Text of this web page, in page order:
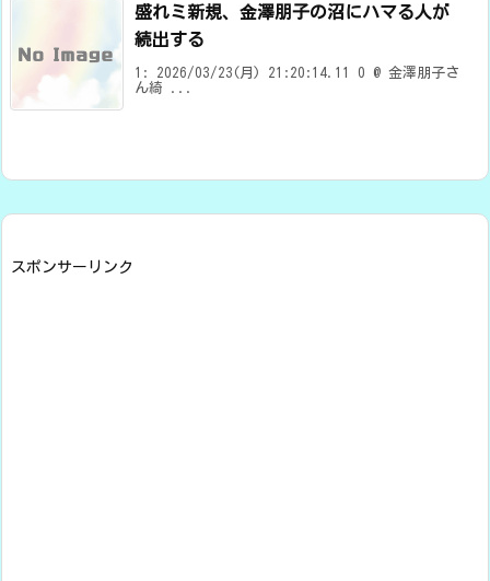
盛れミ新規、金澤朋子の沼にハマる人が
続出する
1: 2026/03/23(月) 21:20:14.11 0 @ 金澤朋子さ
ん綺 ...
スポンサーリンク